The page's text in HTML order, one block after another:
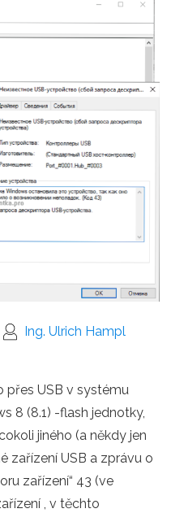
Ing. Ulrich Hampl
přes USB v systému
8 (8.1) -flash jednotky,
jiného (a někdy jen
zařízení USB a zprávu o
zařízení“ 43 (ve
, v těchto